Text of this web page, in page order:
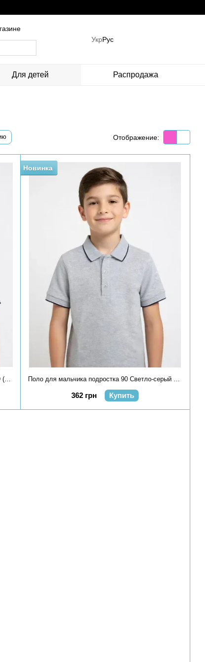
УкрРус
Для детей Распродажа
Отображение:
Поло для мальчика подростка 90 Белый LUMO (709190-90)
Новинка
Поло для мальчика подростка 90 Светло-серый LUMO (709183-90)
362 грн Купить